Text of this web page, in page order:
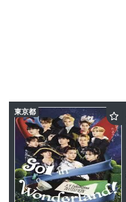
東京都